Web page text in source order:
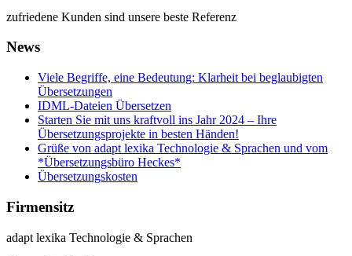
zufriedene Kunden sind unsere beste Referenz
News
Viele Begriffe, eine Bedeutung: Klarheit bei beglaubigten
Übersetzungen
IDML-Dateien Übersetzen
Starten Sie mit uns kraftvoll ins Jahr 2024 – Ihre
Übersetzungsprojekte in besten Händen!
Grüße von adapt lexika Technologie & Sprachen und vom
*Übersetzungsbüro Heckes*
Übersetzungskosten
Firmensitz
adapt lexika Technologie & Sprachen